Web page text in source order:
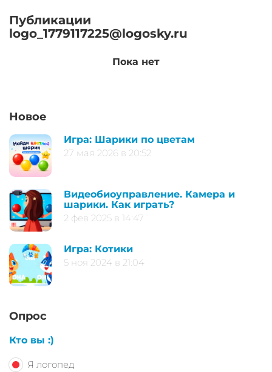
Публикации
logo_1779117225@logosky.ru
Пока нет
Новое
Игра: Шарики по цветам
27 мая 2026 в 20:52
Видеобиоуправление. Камера и
шарики. Как играть?
2 фев 2025 в 14:47
Игра: Котики
5 ноя 2024 в 21:04
Опрос
Кто вы :)
Я логопед